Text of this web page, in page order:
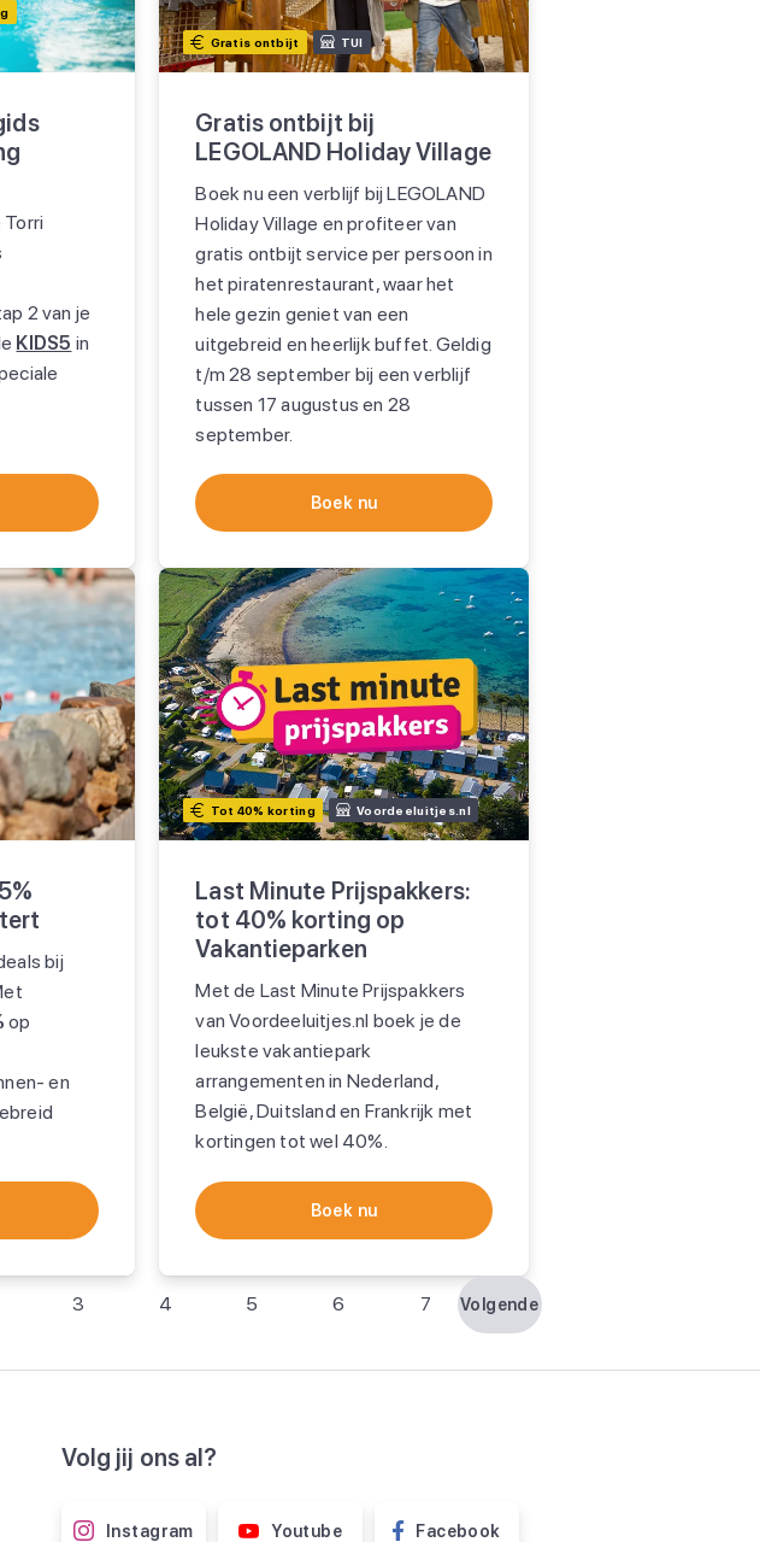
Torri
2 van je
KIDS5 in
Gratis ontbijt TUI
Gratis ontbijt bij
LEGOLAND Holiday Village
Boek nu een verblijf bij LEGOLAND
Holiday Village en profiteer van
gratis ontbijt service per persoon in
het piratenrestaurant, waar het
hele gezin geniet van een
uitgebreid en heerlijk buffet. Geldig
t/m 28 september bij een verblijf
tussen 17 augustus en 28
september.
Boek nu
bij
op
en
Tot 40% korting Voordeeluitjes.nl
Last Minute Prijspakkers:
tot 40% korting op
Vakantieparken
Met de Last Minute Prijspakkers
van Voordeeluitjes.nl boek je de
leukste vakantiepark
arrangementen in Nederland,
België, Duitsland en Frankrijk met
kortingen tot wel 40%.
Boek nu
3 4 5 6 7 Volgende
Volg jij ons al?
Instagram Youtube Facebook